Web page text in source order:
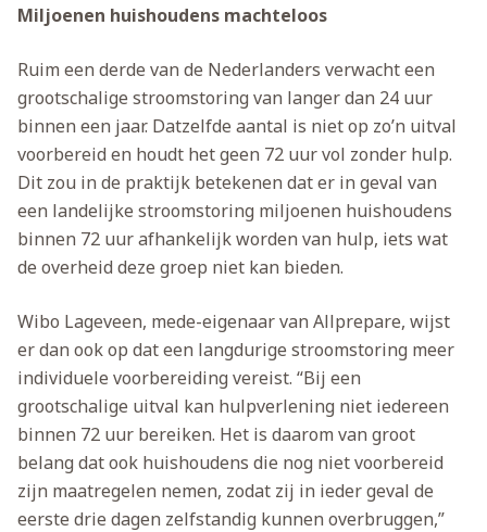
Miljoenen huishoudens machteloos
Ruim een derde van de Nederlanders verwacht een
grootschalige stroomstoring van langer dan 24 uur
binnen een jaar. Datzelfde aantal is niet op zo’n uitval
voorbereid en houdt het geen 72 uur vol zonder hulp.
Dit zou in de praktijk betekenen dat er in geval van
een landelijke stroomstoring miljoenen huishoudens
binnen 72 uur afhankelijk worden van hulp, iets wat
de overheid deze groep niet kan bieden.
Wibo Lageveen, mede-eigenaar van Allprepare, wijst
er dan ook op dat een langdurige stroomstoring meer
individuele voorbereiding vereist. “Bij een
grootschalige uitval kan hulpverlening niet iedereen
binnen 72 uur bereiken. Het is daarom van groot
belang dat ook huishoudens die nog niet voorbereid
zijn maatregelen nemen, zodat zij in ieder geval de
eerste drie dagen zelfstandig kunnen overbruggen,”